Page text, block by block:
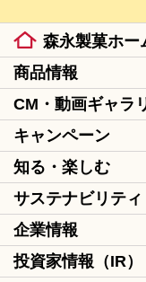
森永製菓ホー
商品情報
CM・動画ギャラ
キャンペーン
知る・楽しむ
サステナビリティ
企業情報
投資家情報（IR）